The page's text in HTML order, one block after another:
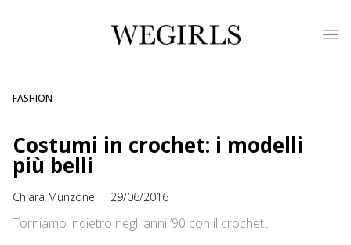
FASHION
Costumi in crochet: i modelli
più belli
Chiara Munzone 29/06/2016
Torniamo indietro negli anni ’90 con il crochet..!